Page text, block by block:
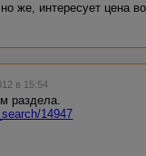
же, интересует цена
в 15:54
раздела.
14947